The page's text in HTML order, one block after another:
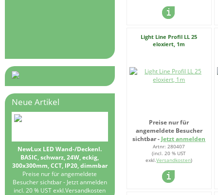
Light Line Profil LL 25
eloxiert, 1m
Preise nur für
angemeldete Besucher
sichtbar - Jetzt anmelden
Artnr: 280407
(incl. 20 % UST
exkl.Versandkosten)
Neue Artikel
NewLux LED Wand-/Deckenl.
BASIC, schwarz, 24W, eckig,
300x300mm, CCT, IP20, dimmbar
Preise nur für angemeldete
Besucher sichtbar - Jetzt anmelden
incl. 20 % UST exkl.Versandkosten